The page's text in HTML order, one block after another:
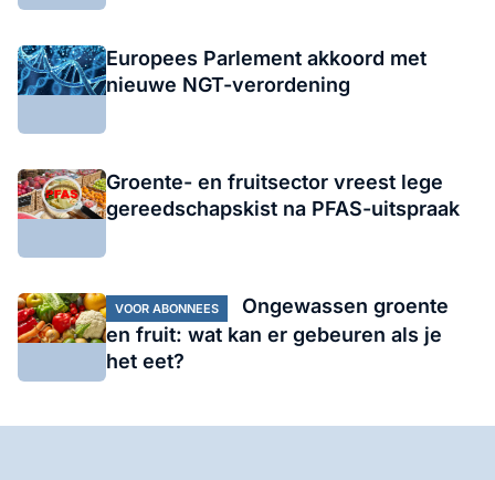
Europees Parlement akkoord met
nieuwe NGT-verordening
Groente- en fruitsector vreest lege
gereedschapskist na PFAS-uitspraak
VOOR ABONNEES
Ongewassen groente
en fruit: wat kan er gebeuren als je
het eet?